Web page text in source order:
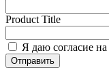
Product Title
Я даю согласие на
Отправить